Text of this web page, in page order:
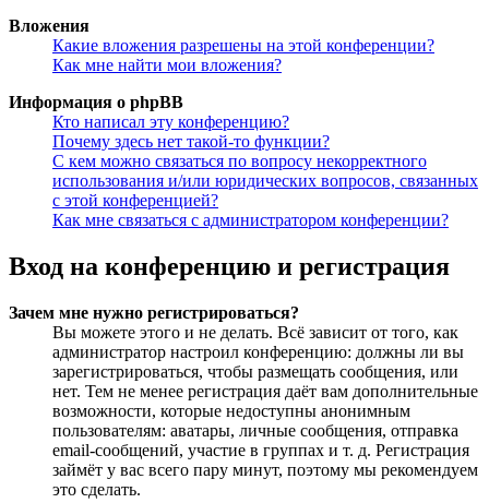
Вложения
Какие вложения разрешены на этой конференции?
Как мне найти мои вложения?
Информация о phpBB
Кто написал эту конференцию?
Почему здесь нет такой-то функции?
С кем можно связаться по вопросу некорректного
использования и/или юридических вопросов, связанных
с этой конференцией?
Как мне связаться с администратором конференции?
Вход на конференцию и регистрация
Зачем мне нужно регистрироваться?
Вы можете этого и не делать. Всё зависит от того, как
администратор настроил конференцию: должны ли вы
зарегистрироваться, чтобы размещать сообщения, или
нет. Тем не менее регистрация даёт вам дополнительные
возможности, которые недоступны анонимным
пользователям: аватары, личные сообщения, отправка
email-сообщений, участие в группах и т. д. Регистрация
займёт у вас всего пару минут, поэтому мы рекомендуем
это сделать.